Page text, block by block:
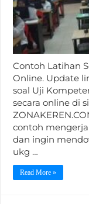
Contoh Latihan
Online. Update
soal Uji
secara online di
contoh
dan ingin
ukg …
Read More »